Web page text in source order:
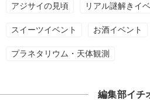
アジサイの見頃 リアル謎解きイ
スイーツイベント お酒イベント
プラネタリウム・天体観測
編集部イチ